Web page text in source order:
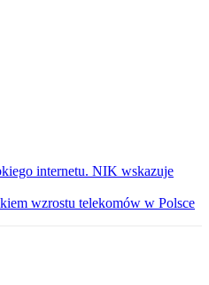
internetu. NIK wskazuje
wzrostu telekomów w Polsce